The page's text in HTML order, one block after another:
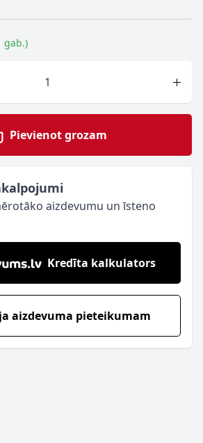
gab.)
Pievienot grozam
aizdevumu un īsteno
Kredīta kalkulators
aizdevuma pieteikumam